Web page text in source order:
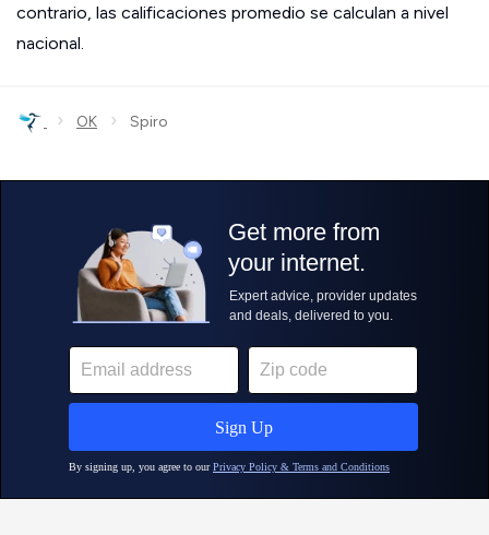
contrario, las calificaciones promedio se calculan a nivel
nacional.
› OK › Spiro